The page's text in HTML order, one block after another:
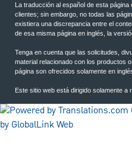
La traducción al español de esta
clientes; sin embargo, no todas las
existiera una discrepancia entre el
de esa misma página en inglés, la
Tenga en cuenta que las solicitudes,
material relacionado con los productos
página son ofrecidos solamente en
Este sitio web está dirigido solamente a
by GlobalLink Web